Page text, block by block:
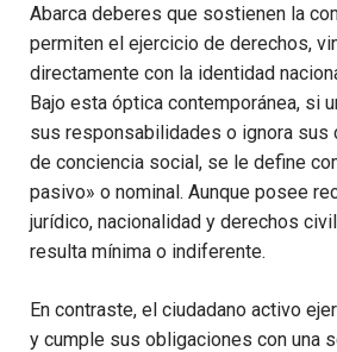
Abarca deberes que sostienen la
permiten el ejercicio de derechos,
directamente con la identidad
Bajo esta óptica contemporánea, si
sus responsabilidades o ignora sus
de conciencia social, se le define
pasivo» o nominal. Aunque posee
jurídico, nacionalidad y derechos
resulta mínima o indiferente.
En contraste, el ciudadano activo
y cumple sus obligaciones con una